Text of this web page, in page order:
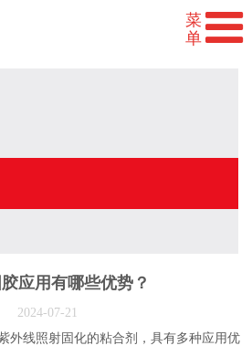
应用有哪些优势？
2024-07-21
线照射固化的粘合剂，具有多种应用优